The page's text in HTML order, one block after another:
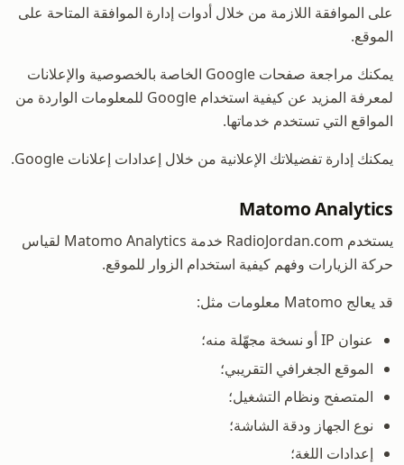
على الموافقة اللازمة من خلال أدوات إدارة الموافقة المتاحة على
الموقع.
يمكنك مراجعة صفحات Google الخاصة بالخصوصية والإعلانات
لمعرفة المزيد عن كيفية استخدام Google للمعلومات الواردة من
المواقع التي تستخدم خدماتها.
يمكنك إدارة تفضيلاتك الإعلانية من خلال إعدادات إعلانات Google.
Matomo Analytics
يستخدم RadioJordan.com خدمة Matomo Analytics لقياس
حركة الزيارات وفهم كيفية استخدام الزوار للموقع.
قد يعالج Matomo معلومات مثل:
عنوان IP أو نسخة مجهّلة منه؛
الموقع الجغرافي التقريبي؛
المتصفح ونظام التشغيل؛
نوع الجهاز ودقة الشاشة؛
إعدادات اللغة؛